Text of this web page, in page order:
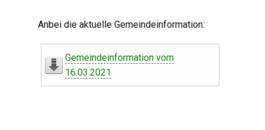
Leben in Oberdorf
Anbei die aktuelle Gemeindeinformation:
Gemeindeinformation vom
16.03.2021